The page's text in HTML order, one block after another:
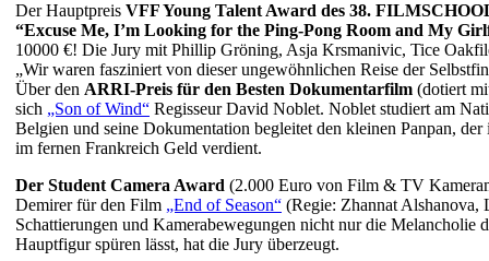
Der Hauptpreis VFF Young Talent Award des 38.
“Excuse Me, I’m Looking for the Ping-Pong Room and My
10000 €! Die Jury mit Phillip Gröning, Asja Krsmanivic, Tice
„Wir waren fasziniert von dieser ungewöhnlichen Reise der
Über den ARRI-Preis für den Besten Dokumentarfilm (dotiert
sich „Son of Wind“ Regisseur David Noblet. Noblet studiert am
Belgien und seine Dokumentation begleitet den kleinen Panpan,
im fernen Frankreich Geld verdient.
Der Student Camera Award (2.000 Euro von Film & TV
Demirer für den Film „End of Season“ (Regie: Zhannat Alshanova,
Schattierungen und Kamerabewegungen nicht nur die Melancholie
Hauptfigur spüren lässt, hat die Jury überzeugt.